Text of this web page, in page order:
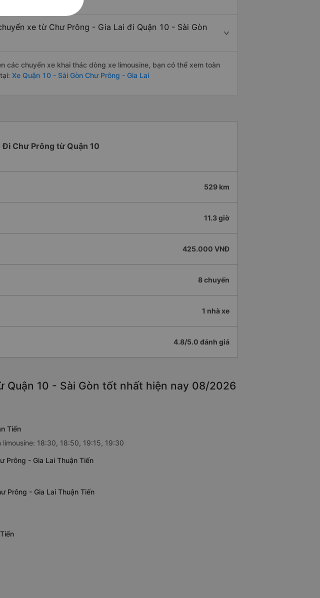
xe từ Chư Prông - Gia Lai đi Quận 10 - Sài Gòn
các chuyến xe khai thác dòng xe limousine, bạn có thể xem toàn
Xe Quận 10 - Sài Gòn Chư Prông - Gia Lai
Chư Prông từ Quận 10
529 km
11.3 giờ
425.000 VNĐ
8 chuyến
1 nhà xe
4.8/5.0 đánh giá
Quận 10 - Sài Gòn tốt nhất hiện nay 08/2026
Tiến
18:30, 18:50, 19:15, 19:30
Prông - Gia Lai Thuận Tiến
Prông - Gia Lai Thuận Tiến